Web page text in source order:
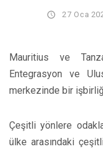
27 Oca
Mauritius ve
Entegrasyon ve
merkezinde bir
Çeşitli yönlere
ülke arasındaki